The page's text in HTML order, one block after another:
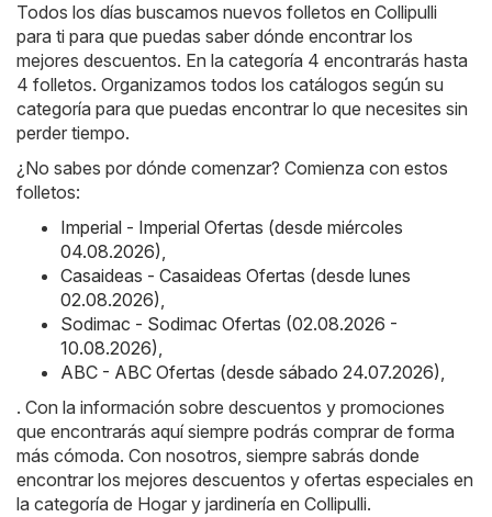
Todos los días buscamos nuevos folletos en Collipulli
para ti para que puedas saber dónde encontrar los
mejores descuentos. En la categoría 4 encontrarás hasta
4 folletos. Organizamos todos los catálogos según su
categoría para que puedas encontrar lo que necesites sin
perder tiempo.
¿No sabes por dónde comenzar? Comienza con estos
folletos:
Imperial - Imperial Ofertas (desde miércoles
04.08.2026),
Casaideas - Casaideas Ofertas (desde lunes
02.08.2026),
Sodimac - Sodimac Ofertas (02.08.2026 -
10.08.2026),
ABC - ABC Ofertas (desde sábado 24.07.2026),
. Con la información sobre descuentos y promociones
que encontrarás aquí siempre podrás comprar de forma
más cómoda. Con nosotros, siempre sabrás donde
encontrar los mejores descuentos y ofertas especiales en
la categoría de Hogar y jardinería en Collipulli.